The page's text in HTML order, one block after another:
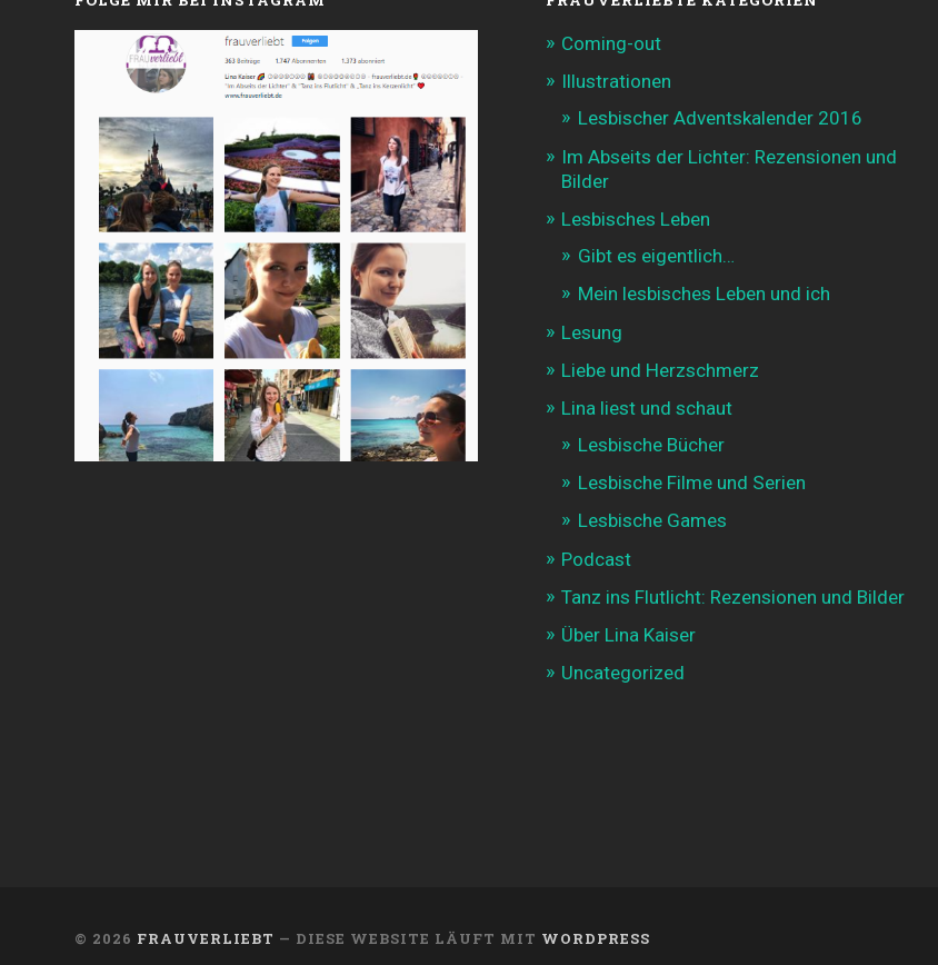
Coming-out
Illustrationen
Lesbischer Adventskalender 2016
Im Abseits der Lichter: Rezensionen und
Bilder
Lesbisches Leben
Gibt es eigentlich…
Mein lesbisches Leben und ich
Lesung
Liebe und Herzschmerz
Lina liest und schaut
Lesbische Bücher
Lesbische Filme und Serien
Lesbische Games
Podcast
Tanz ins Flutlicht: Rezensionen und Bilder
Über Lina Kaiser
Uncategorized
© 2026 FRAUVERLIEBT — DIESE WEBSITE LÄUFT MIT WORDPRESS